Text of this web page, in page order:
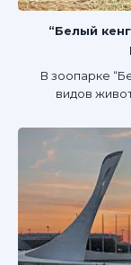
“Белый
В зоопарке
видов